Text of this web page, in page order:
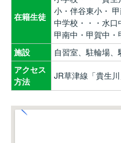
在籍生徒
小・伴谷東小・
中学校・・・水口
甲南中・甲賀中・
施設
自習室、駐輪場、
アクセス
方法
JR草津線「貴生